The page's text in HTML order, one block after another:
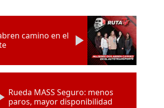
camino en el
Rueda MASS Seguro: menos
paros, mayor disponibilidad